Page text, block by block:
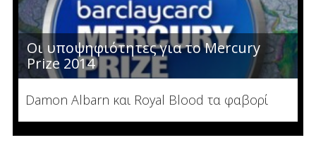
Οι υποψηφιότητες για το Mercury
Prize 2014
Damon Albarn και Royal Blood τα φαβορί